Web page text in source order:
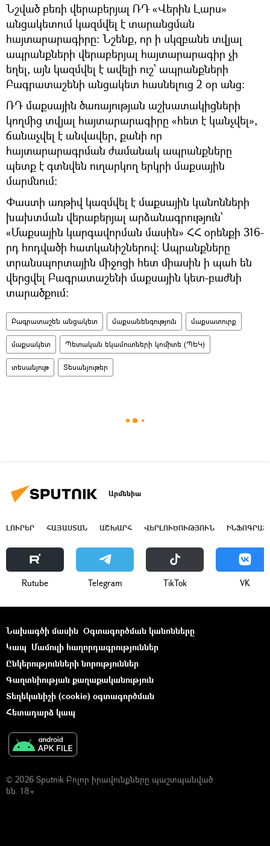
Նշված բեռի վերաբերյալ ՌԴ «Վերին Լարս»
անցակետում կազմվել է տարանցման
հայտարարագիրը: Նշենք, որ ի սկզբանե տվյալ
ապրանքների վերաբերյալ հայտարարագիր չի
եղել, այն կազմվել է ավելի ուշ՝ ապրանքների
Բագրատաշենի անցակետ հասնելուց 2 օր անց:
ՌԴ մաքսային ծառայության աշխատակիցների
կողմից տվյալ հայտարարագիրը «հետ է կանչվել»,
ճանաչվել է անվավեր, քանի որ
հայտարարագրման ժամանակ ապրանքները
պետք է գտնվեն ուղարկող երկրի մաքսային
մարմնում։
Փաստի առթիվ կազմվել է մաքսային կանոնների
խախտման վերաբերյալ արձանագրություն՝
«Մաքսային կարգավորման մասին» ՀՀ օրենքի 316-
րդ հոդվածի հատկանիշներով։ Ապրանքները
տրանսպորտային միջոցի հետ միասին ի պահ են
վերցվել Բագրատաշենի մաքսային կետ-բաժնի
տարածքում։
Բագրատաշեն անցակետ մաքսանենգություն մաքսատուրք
մաքսակետ Պետական եկամուտների կոմիտե (ՊԵԿ)
տեսանյութ Տեսանյութեր
Արմենիա
ԼՈՒՐԵՐ ՀԱՅԱՍՏԱՆ ԱՇԽԱՐՀ ՎԵՐԼՈՒԾՈՒԹՅՈՒՆ
Rutube Telegram ТikТоk VK
Նախագծի մասին Օգտագործման կանոնները
Կապ Մամուլի հաղորդագրություններ
Ընկերությունների նորություններ
Գաղտնիության քաղաքականություն
Տեղեկանիշի (cookie) օգտագործման
Հետադարձ կապ
© 2026 Sputnik Բոլոր իրավունքները պաշտպանված
են. 18+